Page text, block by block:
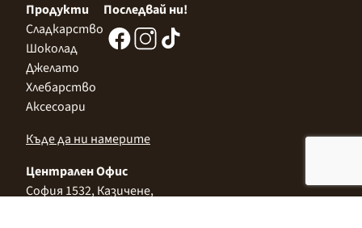
Продукти
Сладкарство
Шоколад
Джелато
Хлебарство
Аксесоари
Последвай ни!
Къде да ни намерите
Централен Офис
София 1532, Казичене,